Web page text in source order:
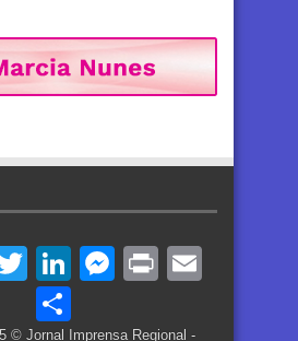
TwitterLinkedIn
Messenger
Print
© Jornal Imprensa Regional -